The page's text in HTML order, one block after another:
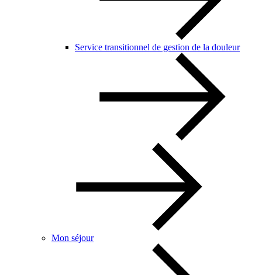
Service transitionnel de gestion de la douleur
Mon séjour